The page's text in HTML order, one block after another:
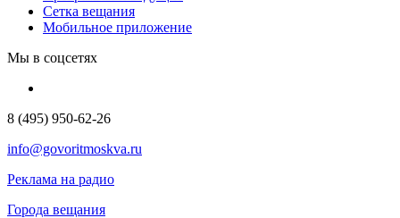
Сетка вещания
Мобильное приложение
Мы в соцсетях
8 (495) 950-62-26
info@govoritmoskva.ru
Реклама на радио
Города вещания